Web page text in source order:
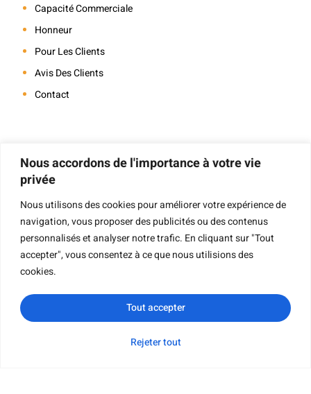
Nous accordons de l'importance à votre vie
privée
Nous utilisons des cookies pour améliorer votre expérience de
navigation, vous proposer des publicités ou des contenus
personnalisés et analyser notre trafic. En cliquant sur "Tout
accepter", vous consentez à ce que nous utilisions des
cookies.
Rejeter tout
Tout accepter
Capacité Commerciale
Honneur
Pour Les Clients
Avis Des Clients
Contact
Navigation
Impression De Livres
Impression De Livres À Couverture Rigide
Impression De Livres Pour Enfants
Impression De Livres Cartonnés
Demande de